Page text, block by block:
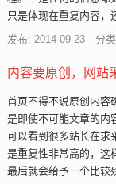
只是体现在重复内容，
发布: 2014-09-23 分
内容要原创，网站
首页不得不说原创内容
是即使不可能文章的内
可以看到很多站长在求
是重复性非常高的，这
最后就会给予一个比较